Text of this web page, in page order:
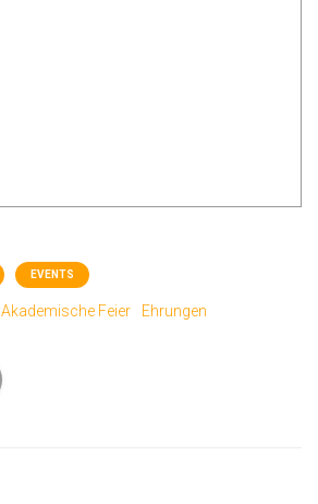
EVENTS
Akademische Feier Ehrungen